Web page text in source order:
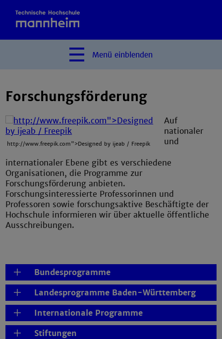
Menü einblenden
Forschungsförderung
http://www.freepik.com">Designed by ijeab / Freepik
Auf
nationaler
und
internationaler Ebene gibt es verschiedene
Organisationen, die Programme zur
Forschungsförderung anbieten.
Forschungsinteressierte Professorinnen und
Professoren sowie forschungsaktive Beschäftigte der
Hochschule informieren wir über aktuelle öffentliche
Ausschreibungen.
Bundesprogramme
Landesprogramme Baden-Württemberg
Internationale Programme
Stiftungen